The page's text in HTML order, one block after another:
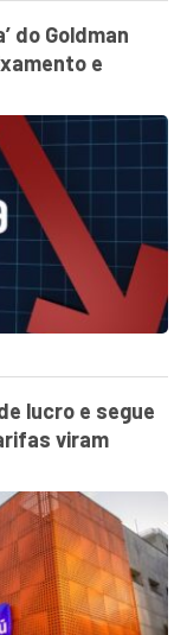
do Goldman
e
lucro e segue
viram